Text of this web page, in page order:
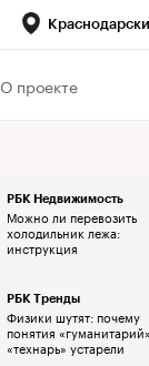
О проекте
РБК Недвижимость
Можно ли перевозить
холодильник лежа:
инструкция
РБК Тренды
Физики шутят: почему
понятия
«технарь» устарели